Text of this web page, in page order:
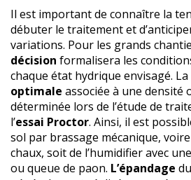
Il est important de connaître la
débuter le traitement et
variations. Pour les grands
décision formalisera les
chaque état hydrique envisagé. La
optimale associée à une densité
déterminée lors de l’étude de
l’essai Proctor. Ainsi, il est
sol par brassage mécanique,
chaux, soit de l’humidifier avec
ou queue de paon. L’épandage